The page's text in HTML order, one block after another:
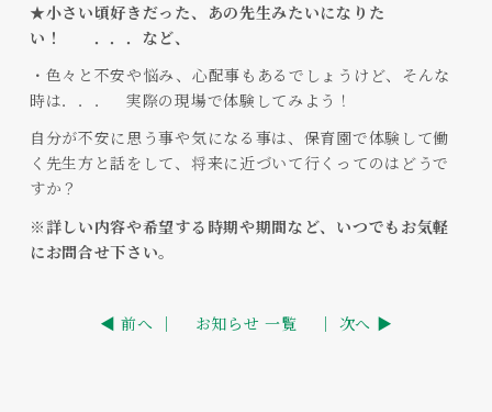
★小さい頃好きだった、あの先生みたいになりた
い！ ．．．など、
・色々と不安や悩み、心配事もあるでしょうけど、そんな
時は．．． 実際の現場で体験してみよう！
自分が不安に思う事や気になる事は、保育園で体験して働
く先生方と話をして、将来に近づいて行くってのはどうで
すか？
※詳しい内容や希望する時期や期間など、いつでもお気軽
にお問合せ下さい。
◀ 前へ ｜ お知らせ 一覧 ｜ 次へ ▶